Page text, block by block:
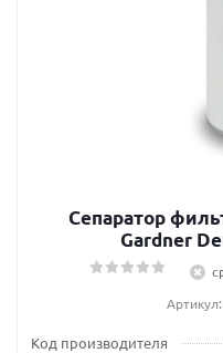
Сепаратор
Gardner
Код производителя